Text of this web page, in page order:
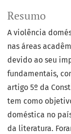
Resumo
A violência
nas áreas
devido ao seu
fundamentais,
artigo 5º da
tem como
doméstica no
da literatura.